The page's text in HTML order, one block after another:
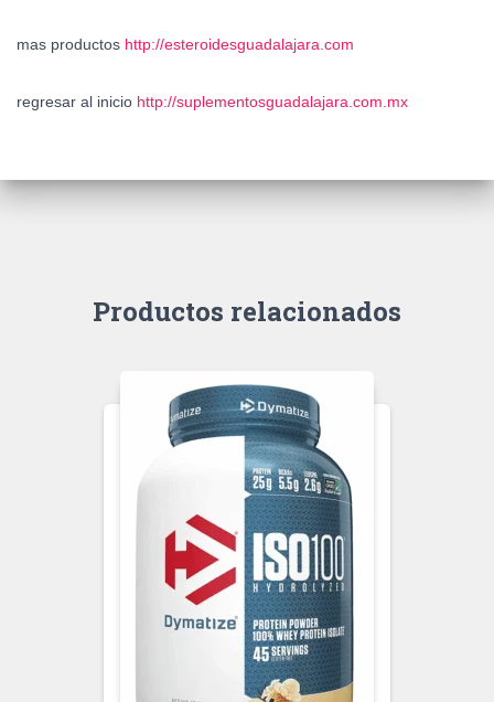
mas productos http://esteroidesguadalajara.com
regresar al inicio http://suplementosguadalajara.com.mx
Productos relacionados